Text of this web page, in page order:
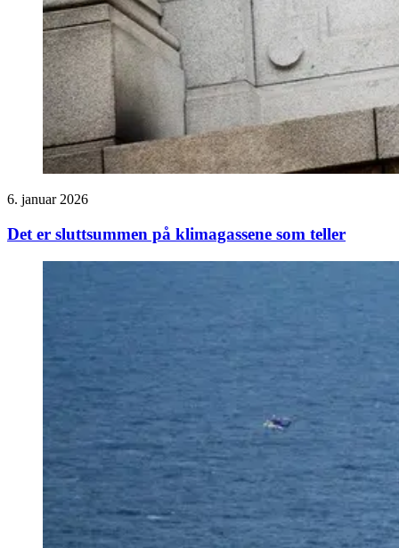
6. januar 2026
Det er sluttsummen på klimagassene som teller